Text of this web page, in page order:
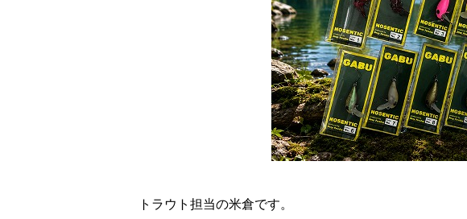
トラウト担当の米倉です。